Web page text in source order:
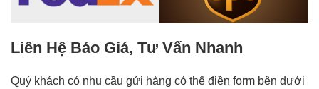
Liên Hệ Báo Giá, Tư Vấn Nhanh
Quý khách có nhu cầu gửi hàng có thể điền form bên dưới